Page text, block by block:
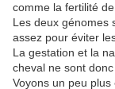
comme la fertilité
Les deux génomes
assez pour éviter
La gestation et la
cheval ne sont
Voyons un peu plus